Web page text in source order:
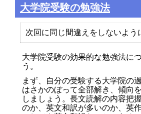
大学院受験の勉強法
次回に同じ間違えをしないよう
大学院受験の効果的な勉強法に
う。
まず、自分の受験する大学院の
はさかのぼって全部解き、傾向
しましょう。長文読解の内容把
のか、英文和訳が多いのか、英